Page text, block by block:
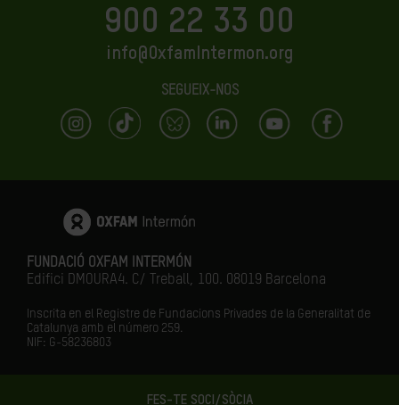
FES-TE SOCI/SÒCIA
900 22 33 00
info@OxfamIntermon.org
SEGUEIX-NOS
FUNDACIÓ OXFAM INTERMÓN
Edifici DMOURA4. C/ Treball, 100. 08019 Barcelona
Inscrita en el Registre de Fundacions Privades de la Generalitat de
Catalunya amb el número 259.
NIF: G-58236803